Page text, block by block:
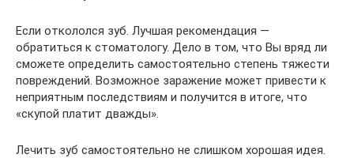
Если откололся зуб. Лучшая рекомендация —
обратиться к стоматологу. Дело в том, что Вы вряд ли
сможете определить самостоятельно степень тяжести
повреждений. Возможное заражение может привести к
неприятным последствиям и получится в итоге, что
«скупой платит дважды».
Лечить зуб самостоятельно не слишком хорошая идея.